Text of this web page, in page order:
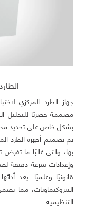
جهاز الطرد المركزي
مصممة حصريًا للتحليل
بشكل خاص على تحديد
تم تصميم أجهزة الطرد
بها، والتي غالبًا ما
وإعدادات سرعة دقيقة
قانونيًا وعلميًا. يعد
البتروكيماويات، مما
التنظيمية.